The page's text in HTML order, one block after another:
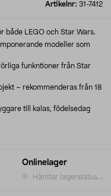
Artikelnr: 31-7412
Onlinelager
Hämtar lagerstatus...
både LEGO och Star Wars.
modeller som
funkntioner från Star
– rekommenderas från 18
till kalas, födelsedag